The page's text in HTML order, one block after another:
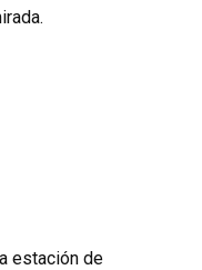
estación de